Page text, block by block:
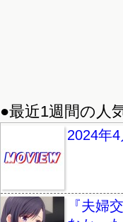
●最近1週間の人
2024年
『夫婦